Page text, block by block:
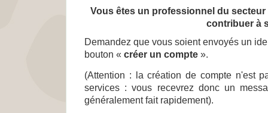
Vous êtes un professionnel du
contribuer à
Demandez que vous soient envoyés un
bouton « créer un compte ».
(Attention : la création de compte n'est
services : vous recevrez donc un
généralement fait rapidement).